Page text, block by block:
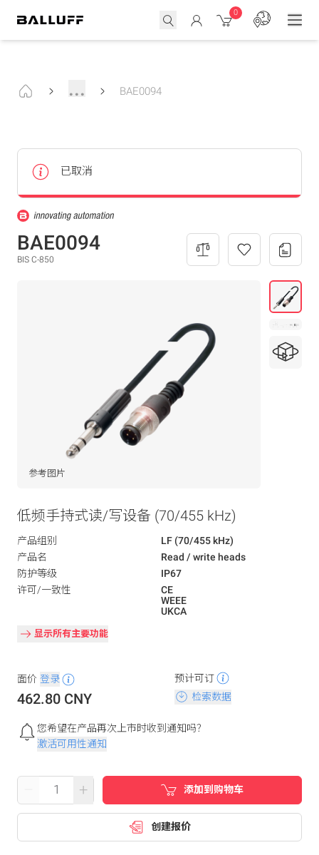
0
... BAE0094
已取消
BAE0094
BIS C-850
参考图片
低频手持式读/写设备 (70/455 kHz)
产品组别
LF (70/455 kHz)
产品名
Read / write heads
防护等级
IP67
许可/一致性
CE
WEEE
UKCA
显示所有主要功能
面价 登录
462.80 CNY
预计可订
检索数据
您希望在产品再次上市时收到通知吗？
激活可用性通知
+ 添加到购物车
创建报价